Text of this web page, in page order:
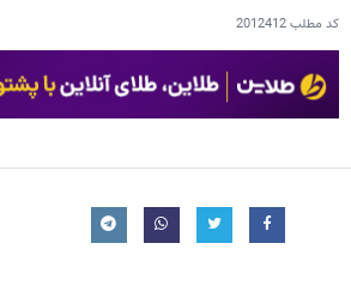
کد مطلب2012412